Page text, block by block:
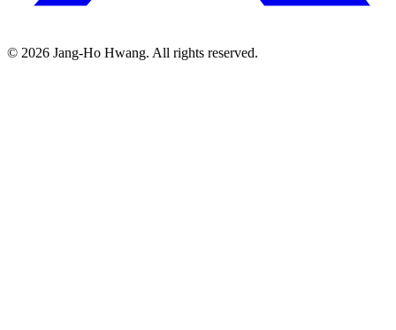
© 2026 Jang-Ho Hwang. All rights reserved.